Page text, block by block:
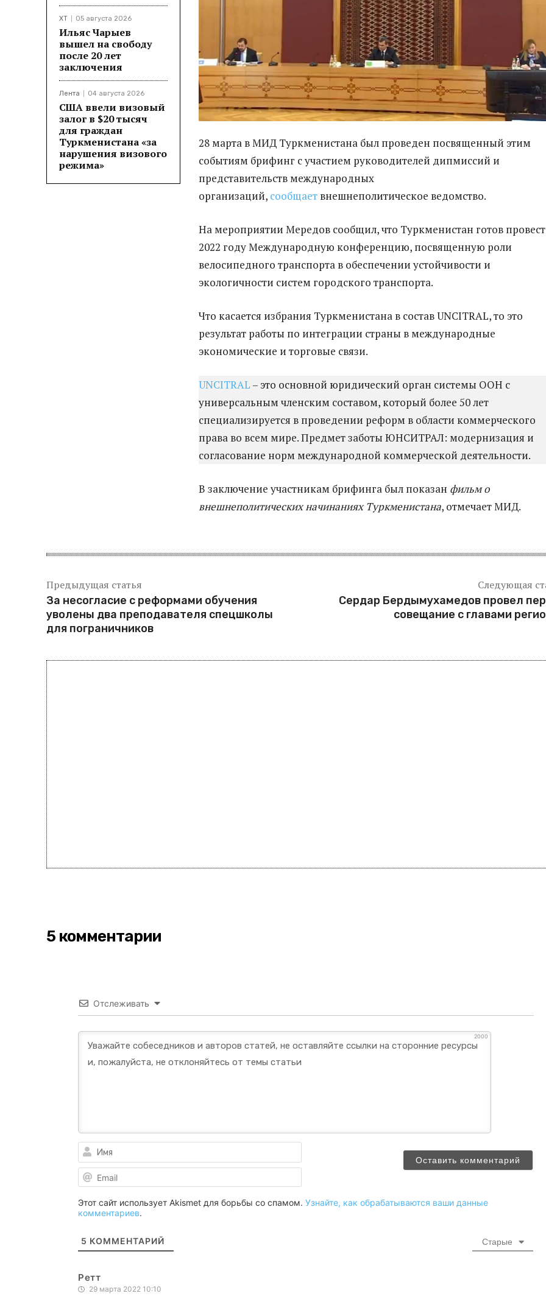
ХТ 05 августа 2026
Ильяс Чарыев
вышел на свободу
после 20 лет
заключения
Лента 04 августа 2026
США ввели визовый
залог в $20 тысяч
для граждан
Туркменистана «за
нарушения визового
режима»
28 марта в МИД Туркменистана был проведен посвященный этим
событиям брифинг с участием руководителей дипмиссий и
представительств международных
организаций, сообщает внешнеполитическое ведомство.
На мероприятии Мередов сообщил, что Туркменистан готов
2022 году Международную конференцию, посвященную роли
велосипедного транспорта в обеспечении устойчивости и
экологичности систем городского транспорта.
Что касается избрания Туркменистана в состав UNCITRAL, то это
результат работы по интеграции страны в международные
экономические и торговые связи.
UNCITRAL – это основной юридический орган системы ООН с
универсальным членским составом, который более 50 лет
специализируется в проведении реформ в области коммерческого
права во всем мире. Предмет заботы ЮНСИТРАЛ: модернизация и
согласование норм международной коммерческой деятельности.
В заключение участникам брифинга был показан фильм о
внешнеполитических начинаниях Туркменистана, отмечает МИД.
Предыдущая статья
За несогласие с реформами обучения
уволены два преподавателя спецшколы
для пограничников
Следующая
Сердар Бердымухамедов провел
совещание с главами
5 комментарии
Отслеживать
2000
Этот сайт использует Akismet для борьбы со спамом. Узнайте, как обрабатываются ваши данные
комментариев.
5 КОММЕНТАРИЙ Старые
Ретт
29 марта 2022 10:10